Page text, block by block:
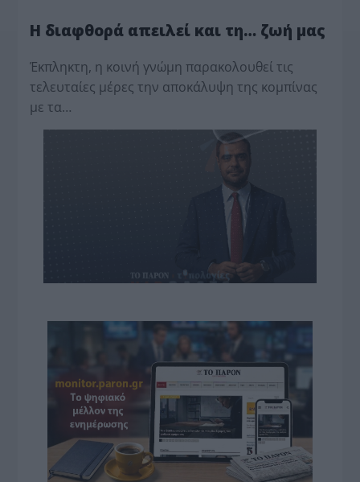
Η διαφθορά απειλεί και τη… ζωή μας
Έκπληκτη, η κοινή γνώμη παρακολουθεί τις
τελευταίες μέρες την αποκάλυψη της κο­μπίνας
με τα…